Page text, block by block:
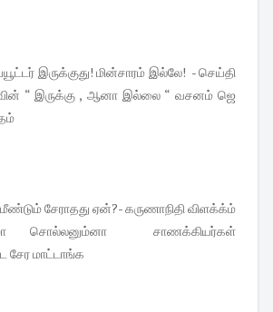
இருக்குது! மின்சாரம் இல்லே! - செய்தி
“ இருக்கு , ஆனா இல்லை “ வசனம் ஜெ
சேராதது ஏன்?- கருணாநிதி விளக்க்ம்
சொல்லனும்னா சாணக்கியர்கள்
மாட்டாங்க